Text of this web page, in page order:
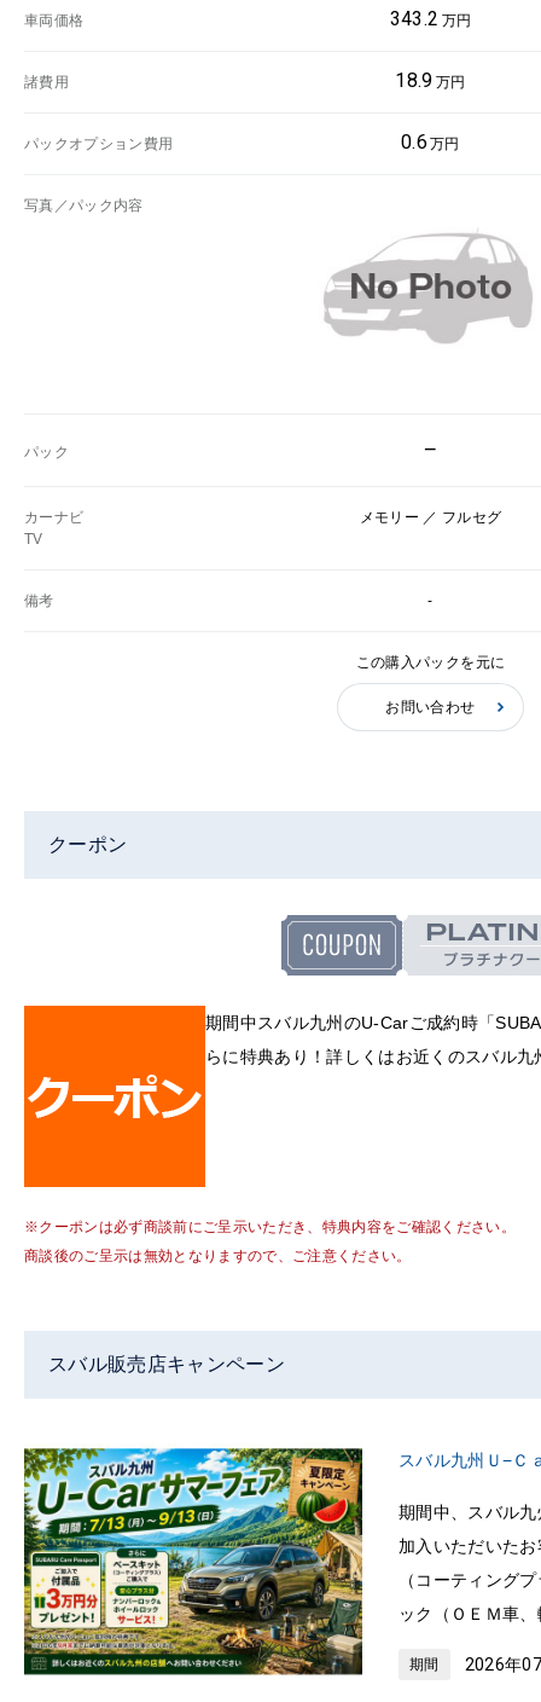
車両価格 343.2 万円
諸費用 18.9 万円
パックオプション費用 0.6 万円
写真／パック内容
パック −
カーナビ
TV
メモリー ／ フルセグ
備考 -
この購入パックを元に
お問い合わせ
クーポン
期間中スバル九州のU-Carご成約時「
らに特典あり！詳しくはお近くのスバル九
※クーポンは必ず商談前にご呈示いただき、特典内容をご確認ください。
商談後のご呈示は無効となりますので、ご注意ください。
スバル販売店キャンペーン
スバル九州Ｕ−Ｃ
期間中、スバル
加入いただいた
（コーティング
ック（ＯＥＭ車
期間 2026年